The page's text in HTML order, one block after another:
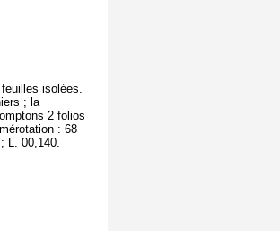
isolées.
; la
2 folios
: 68
L. 00,140.